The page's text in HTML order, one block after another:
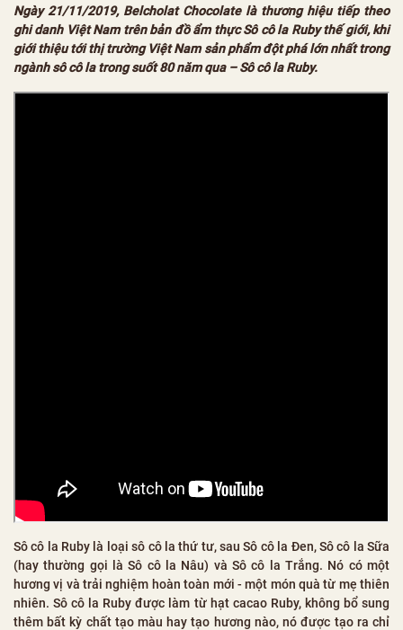
Ngày 21/11/2019, Belcholat Chocolate là thương hiệu tiếp theo
ghi danh Việt Nam trên bản đồ ẩm thực Sô cô la Ruby thế giới, khi
giới thiệu tới thị trường Việt Nam sản phẩm đột phá lớn nhất trong
ngành sô cô la trong suốt 80 năm qua – Sô cô la Ruby.
Sô cô la Ruby là loại sô cô la thứ tư, sau Sô cô la Đen, Sô cô la Sữa
(hay thường gọi là Sô cô la Nâu) và Sô cô la Trắng. Nó có một
hương vị và trải nghiệm hoàn toàn mới - một món quà từ mẹ thiên
nhiên. Sô cô la Ruby được làm từ hạt cacao Ruby, không bổ sung
thêm bất kỳ chất tạo màu hay tạo hương nào, nó được tạo ra chỉ